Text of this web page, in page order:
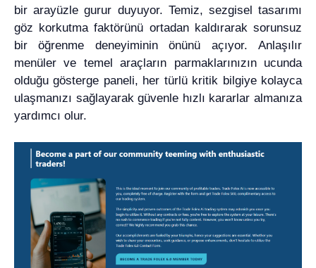
bir arayüzle gurur duyuyor. Temiz, sezgisel tasarımı
göz korkutma faktörünü ortadan kaldırarak sorunsuz
bir öğrenme deneyiminin önünü açıyor. Anlaşılır
menüler ve temel araçların parmaklarınızın ucunda
olduğu gösterge paneli, her türlü kritik bilgiye kolayca
ulaşmanızı sağlayarak güvenle hızlı kararlar almanıza
yardımcı olur.